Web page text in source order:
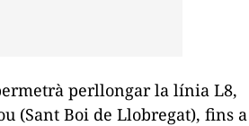
perllongar la línia L8,
(Sant Boi de Llobregat), fins a